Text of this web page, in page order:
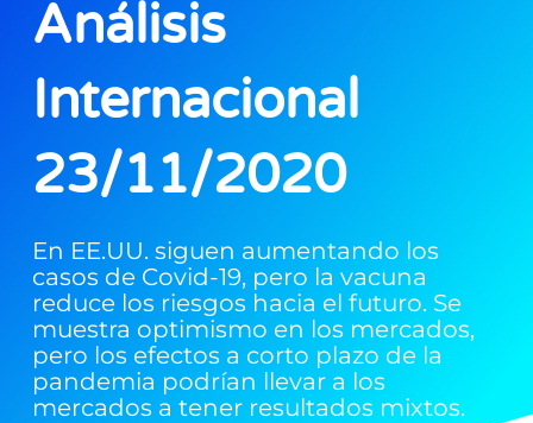
Análisis
Internacional
23/11/2020
En EE.UU. siguen aumentando los
casos de Covid-19, pero la vacuna
reduce los riesgos hacia el futuro. Se
muestra optimismo en los mercados,
pero los efectos a corto plazo de la
pandemia podrían llevar a los
mercados a tener resultados mixtos.